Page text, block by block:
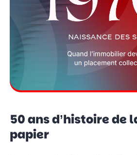
50 ans d’histoire de
papier